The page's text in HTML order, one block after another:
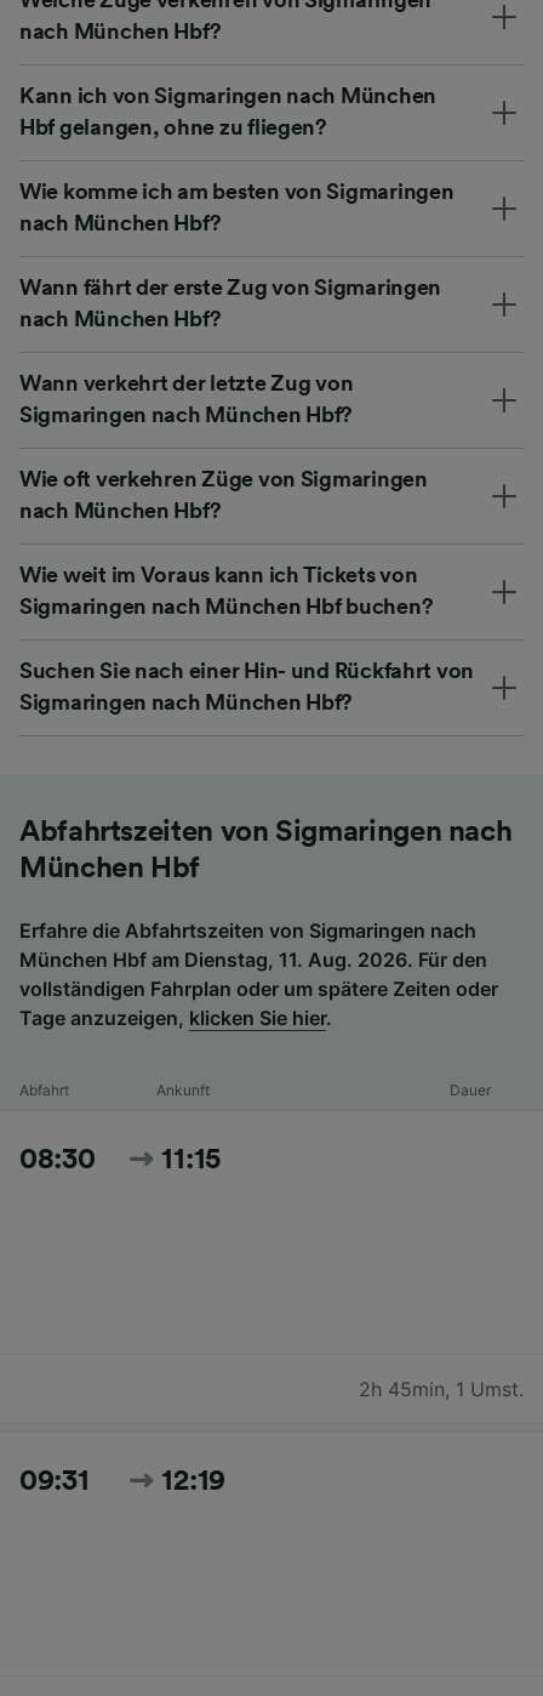
nach München Hbf?
Kann ich von Sigmaringen nach München
Hbf gelangen, ohne zu fliegen?
Wie komme ich am besten von Sigmaringen
nach München Hbf?
Wann fährt der erste Zug von Sigmaringen
nach München Hbf?
Wann verkehrt der letzte Zug von
Sigmaringen nach München Hbf?
Wie oft verkehren Züge von Sigmaringen
nach München Hbf?
Wie weit im Voraus kann ich Tickets von
Sigmaringen nach München Hbf buchen?
Suchen Sie nach einer Hin- und Rückfahrt von
Sigmaringen nach München Hbf?
Abfahrtszeiten von Sigmaringen nach
München Hbf
Erfahre die Abfahrtszeiten von Sigmaringen nach
München Hbf am Dienstag, 11. Aug. 2026. Für den
vollständigen Fahrplan oder um spätere Zeiten oder
Tage anzuzeigen, klicken Sie hier.
Abfahrt Ankunft Dauer
08:30 11:15
2h 45min, 1 Umst.
09:31 12:19